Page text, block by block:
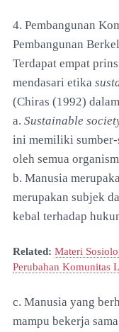
4. Pembangunan
Pembangunan
Terdapat empat
mendasari etika
(Chiras (1992)
a. Sustainable
ini memiliki sumber-
oleh semua
b. Manusia
merupakan subjek
kebal terhadap
Related: Materi
Perubahan Komunitas
c. Manusia yang
mampu bekerja